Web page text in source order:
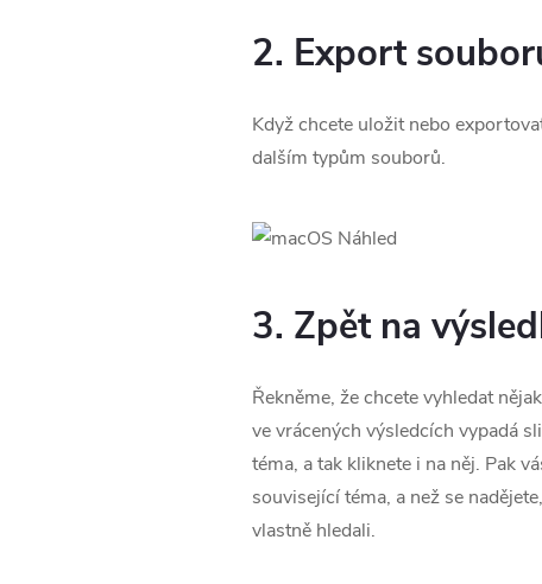
2. Export
Když chcete uložit nebo
dalším typům souborů.
3. Zpět na
Řekněme, že chcete vyhledat
ve vrácených výsledcích vypadá
téma, a tak kliknete i na něj. Pak
související téma, a než se
vlastně hledali.